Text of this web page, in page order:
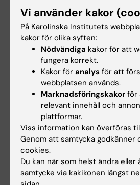
Andra antikroppar under
smärta, hosta samt Trx,
cancer och Sars-Cov2.
Författare
Carolina L. Trkulja, †, Oscar
Davidson, †, Kent
Marcus, Jessica Hägglund,
Roger Karlsson, Joseph
▼, Sreesha P. Srinivasa,
Peder Svensson, Gavin D.M.
Nefeli Christakopoulou,
Anaswara Ashok, Gabriella
Vi använder kakor
På Karolinska Institutets
kakor för olika syften:
Nödvändiga kakor för att
fungera korrekt.
Kakor för analys för att
webbplatsen används.
Marknadsföringskakor för
relevant innehåll och
plattformar.
Viss information kan överföras
Genom att samtycka godkänner
cookies.
Du kan när som helst ändra eller
samtycke via kakikonen längst